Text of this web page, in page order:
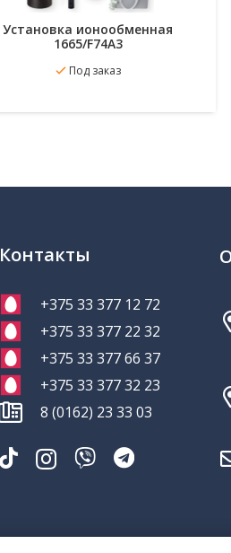
Установка ионообменная
1665/F74A3
Под заказПодробнее
Контакты
+375 33 377 12 72
+375 33 377 22 32
+375 33 377 66 37
+375 33 377 32 23
8 (0162) 23 33 03